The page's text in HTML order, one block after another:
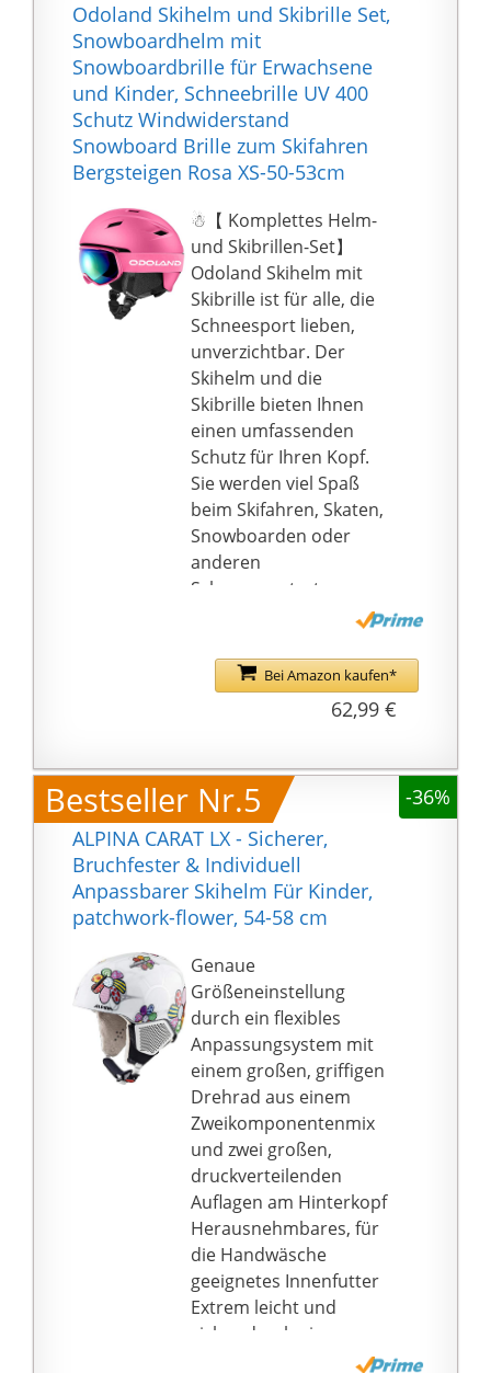
Odoland Skihelm und Skibrille Set,
Snowboardhelm mit
Snowboardbrille für Erwachsene
und Kinder, Schneebrille UV 400
Schutz Windwiderstand
Snowboard Brille zum Skifahren
Bergsteigen Rosa XS-50-53cm
☃【 Komplettes Helm-
und Skibrillen-Set】
Odoland Skihelm mit
Skibrille ist für alle, die
Schneesport lieben,
unverzichtbar. Der
Skihelm und die
Skibrille bieten Ihnen
einen umfassenden
Schutz für Ihren Kopf.
Sie werden viel Spaß
beim Skifahren, Skaten,
Snowboarden oder
anderen
Schneesportarten
haben! Bietet mehr als
Größen zur Auswahl.
☃【Umfassender
Schutz】Der Skihelm
hochwertigem Material
gefertigt. Sie alle
erfüllen die
Sicherheitszertifizierun
g. Der Helm ist stoßfest
und durchtrittsicher.
Weder der Helm noch
die Schutzbrille können
entfernt werden, um
Ihren Kopf effektiv vor
Verletzungen zu
schützen. Der Skihelm
ist nach ASTM F2024
und CE EN1077
zertifiziert. Und die
Skibrille ist von der FDA
zugelassen.
☃【Hervorragende
Belüftung】Skihelm mit
12
Belüftungsöffnungen
für hervorragende
Bei Amazon kaufen*
62,99 €
Bestseller Nr.5
-36%
ALPINA CARAT LX - Sicherer,
Bruchfester & Individuell
Anpassbarer Skihelm Für Kinder,
patchwork-flower, 54-58 cm
Genaue
Größeneinstellung
durch ein flexibles
Anpassungsystem mit
einem großen, griffigen
Drehrad aus einem
Zweikomponentenmix
und zwei großen,
druckverteilenden
Auflagen am Hinterkopf
Herausnehmbares, für
die Handwäsche
geeignetes Innenfutter
Extrem leicht und
sicher durch eine